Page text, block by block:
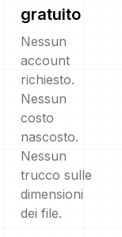
gratuito
Nessun
account
richiesto.
Nessun
costo
nascosto.
Nessun
trucco sulle
dimensioni
dei file.